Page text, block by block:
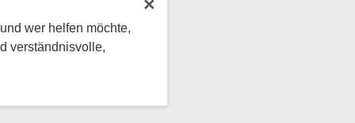
×
wer helfen möchte,
verständnisvolle,